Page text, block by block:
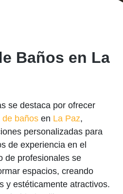
Baños en La
se destaca por ofrecer
de baños en La Paz,
personalizadas para
de experiencia en el
de profesionales se
espacios, creando
y estéticamente atractivos.